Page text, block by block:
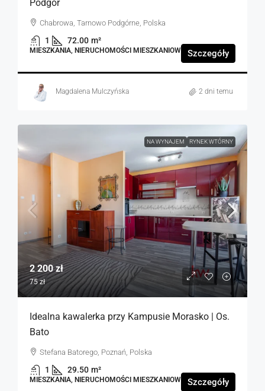
Podgór
Chabrowa, Tarnowo Podgórne, Polska
1 72.00 m²
MIESZKANIA, NIERUCHOMOŚCI MIESZKANIOWE Szczegóły
Magdalena Mulczyńska 2 dni temu
NA WYNAJEM RYNEK WTÓRNY
2 200 zł
75 zł
Idealna kawalerka przy Kampusie Morasko | Os.
Bato
Stefana Batorego, Poznań, Polska
1 29.50 m²
MIESZKANIA, NIERUCHOMOŚCI MIESZKANIOWE Szczegóły